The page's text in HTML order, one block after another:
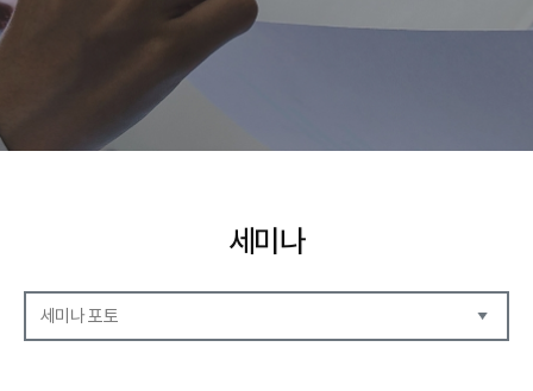
세미나
세미나 포토